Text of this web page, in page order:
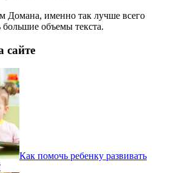
Домана, именно так лучше всего
большие объемы текста.
сайте
Как помочь ребенку развивать